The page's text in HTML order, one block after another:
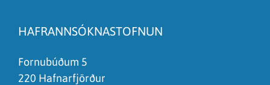
Það er of mikið efni á síðunni
Ég skil ekki efnið, finnst það of flókið
HAFRANNSÓKNASTOFNUN
Fornubúðum 5
220 Hafnarfjörður